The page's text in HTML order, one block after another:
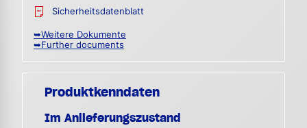
Sicherheitsdatenblatt
➥Weitere Dokumente
➥Further documents
Produktkenndaten
Im Anlieferungszustand